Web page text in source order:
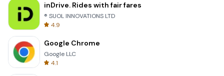
inDrive. Rides with fair fares
® SUOL INNOVATIONS LTD
4.9
Google Chrome
Google LLC
4.1